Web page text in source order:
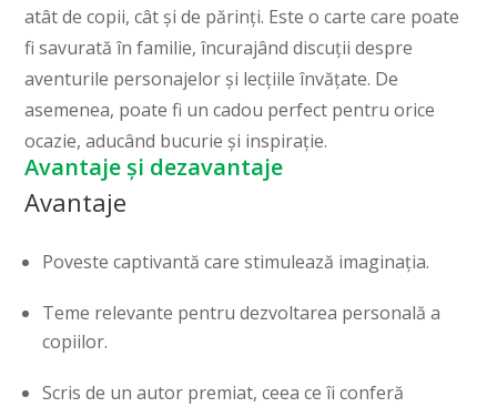
atât de copii, cât și de părinți. Este o carte care poate
fi savurată în familie, încurajând discuții despre
aventurile personajelor și lecțiile învățate. De
asemenea, poate fi un cadou perfect pentru orice
ocazie, aducând bucurie și inspirație.
Avantaje și dezavantaje
Avantaje
Poveste captivantă care stimulează imaginația.
Teme relevante pentru dezvoltarea personală a
copiilor.
Scris de un autor premiat, ceea ce îi conferă